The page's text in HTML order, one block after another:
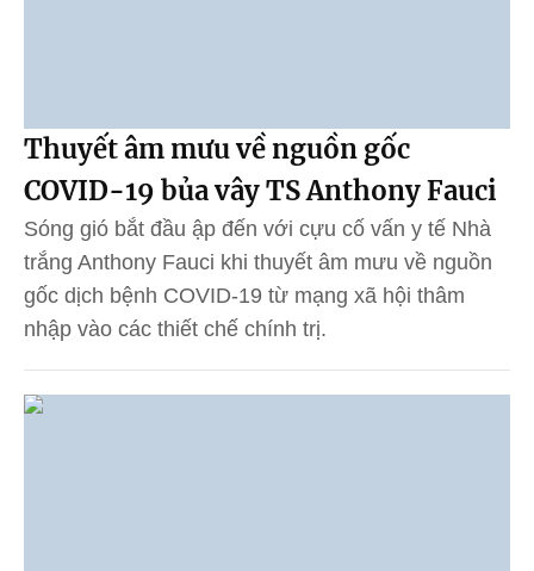
Thuyết âm mưu về nguồn gốc
COVID-19 bủa vây TS Anthony Fauci
Sóng gió bắt đầu ập đến với cựu cố vấn y tế Nhà
trắng Anthony Fauci khi thuyết âm mưu về nguồn
gốc dịch bệnh COVID-19 từ mạng xã hội thâm
nhập vào các thiết chế chính trị.